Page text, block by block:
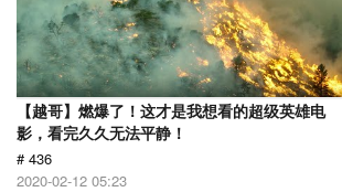
【越哥】燃爆了！这才是我想看的超级英雄电
影，看完久久无法平静！
# 436
2020-02-12 05:23